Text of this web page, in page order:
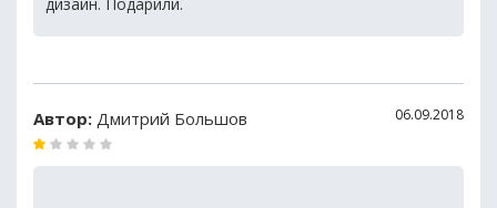
Автор: Дмитрий Большов 06.09.2018